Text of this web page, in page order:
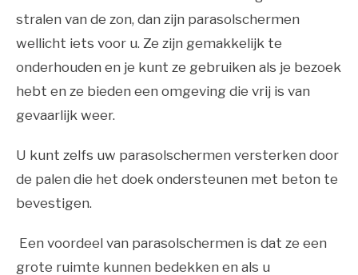
stralen van de zon, dan zijn parasolschermen
wellicht iets voor u. Ze zijn gemakkelijk te
onderhouden en je kunt ze gebruiken als je bezoek
hebt en ze bieden een omgeving die vrij is van
gevaarlijk weer.
U kunt zelfs uw parasolschermen versterken door
de palen die het doek ondersteunen met beton te
bevestigen.
Een voordeel van parasolschermen is dat ze een
grote ruimte kunnen bedekken en als u